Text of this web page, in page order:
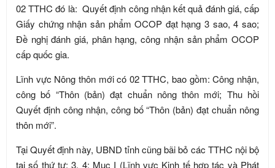
02 TTHC đó là: Quyết định công nhận kết quả đánh giá, cấp
Giấy chứng nhận sản phẩm OCOP đạt hạng 3 sao, 4 sao;
Đề nghị đánh giá, phân hạng, công nhận sản phẩm OCOP
cấp quốc gia.
Lĩnh vực Nông thôn mới có 02 TTHC, bao gồm: Công nhận,
công bố “Thôn (bản) đạt chuẩn nông thôn mới; Thu hồi
Quyết định công nhận, công bố “Thôn (bản) đạt chuẩn nông
thôn mới”.
Tại Quyết định này, UBND tỉnh cũng bãi bỏ các TTHC nội bộ
tại số thứ tự: 3, 4; Mục I (Lĩnh vực Kinh tế hợp tác và Phát